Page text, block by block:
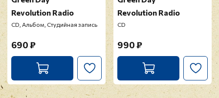
Revolution Radio
CD, Альбом, Студийная запись
690 ₽
Revolution Radio
CD
990 ₽